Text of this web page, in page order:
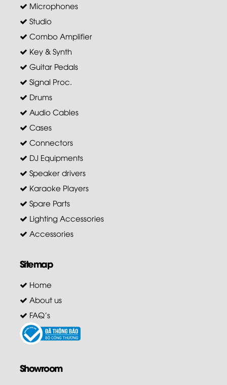
Microphones
Studio
Combo Amplifier
Key & Synth
Guitar Pedals
Signal Proc.
Drums
Audio Cables
Cases
Connectors
DJ Equipments
Speaker drivers
Karaoke Players
Spare Parts
Lighting Accessories
Accessories
Sitemap
Home
About us
FAQ's
Showroom